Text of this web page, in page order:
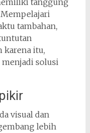
tanggung
tambahan,
karena itu,
menjadi solusi
visual dan
lebih